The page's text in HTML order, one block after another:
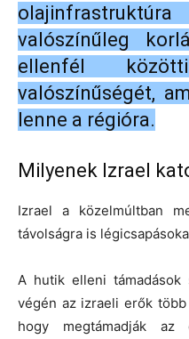
valószínűleg
ellenfél
valószínűségét,
lenne a régióra.
Milyenek Izrael
Izrael a közelmúltban
távolságra is
A hutik elleni támadások
végén az izraeli erők
hogy megtámadják